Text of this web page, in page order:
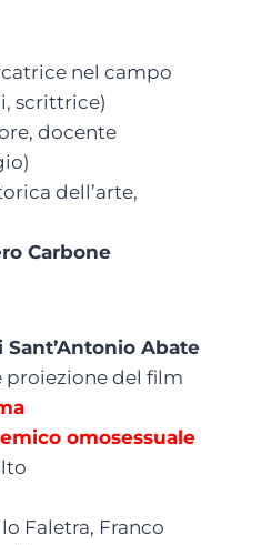
nel campo
scrittrice)
docente
dell’arte,
Carbone
Sant’Antonio Abate
del film
omosessuale
Faletra, Franco